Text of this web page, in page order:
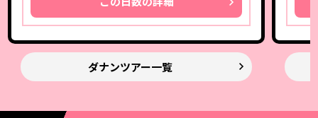
ダナンツアー一覧